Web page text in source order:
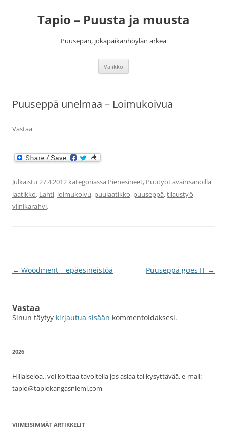
Tapio – Puusta ja muusta
Puusepän, jokapaikanhöylän arkea
Valikko
Puuseppä unelmaa – Loimukoivua
Vastaa
Julkaistu 27.4.2012 kategoriassa Pienesineet, Puutyötavainsanoilla
laatikko, Lahti, loimukoivu, puulaatikko, puuseppä,tilaustyö,
viinikarahvi.
Artikkelien
← Woodment – epäesineistöä Puuseppä goes IT →
Vastaa
Sinun täytyy kirjautua sisään kommentoidaksesi.
2026
Hiljaiseloa.. voi koittaa tavoitella jos asiaa tai kysyttävää. e-mail:
tapio@tapiokangasniemi.com
VIIMEISIMMÄT ARTIKKELIT